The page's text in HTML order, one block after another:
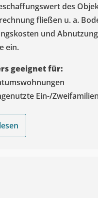
des
fließen u. a.
und
ein.
geeignet für:
Ein-/